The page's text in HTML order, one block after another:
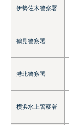
伊勢佐木警察署
鶴見警察署
港北警察署
横浜水上警察署